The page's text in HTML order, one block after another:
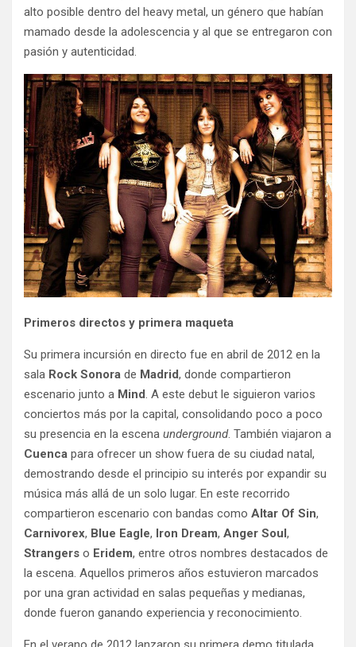
alto posible dentro del heavy metal, un género que habían
mamado desde la adolescencia y al que se entregaron con
pasión y autenticidad.
Primeros directos y primera maqueta
Su primera incursión en directo fue en abril de 2012 en la
sala Rock Sonora de Madrid, donde compartieron
escenario junto a Mind. A este debut le siguieron varios
conciertos más por la capital, consolidando poco a poco
su presencia en la escena underground. También viajaron a
Cuenca para ofrecer un show fuera de su ciudad natal,
demostrando desde el principio su interés por expandir su
música más allá de un solo lugar. En este recorrido
compartieron escenario con bandas como Altar Of Sin,
Carnivorex, Blue Eagle, Iron Dream, Anger Soul,
Strangers o Eridem, entre otros nombres destacados de
la escena. Aquellos primeros años estuvieron marcados
por una gran actividad en salas pequeñas y medianas,
donde fueron ganando experiencia y reconocimiento.